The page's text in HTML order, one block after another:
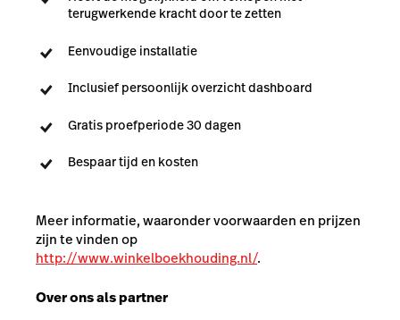
terugwerkende kracht door te zetten
Eenvoudige installatie
Inclusief persoonlijk overzicht dashboard
Gratis proefperiode 30 dagen
Bespaar tijd en kosten
Meer informatie, waaronder voorwaarden en prijzen
zijn te vinden op
http://www.winkelboekhouding.nl/.
Over ons als partner